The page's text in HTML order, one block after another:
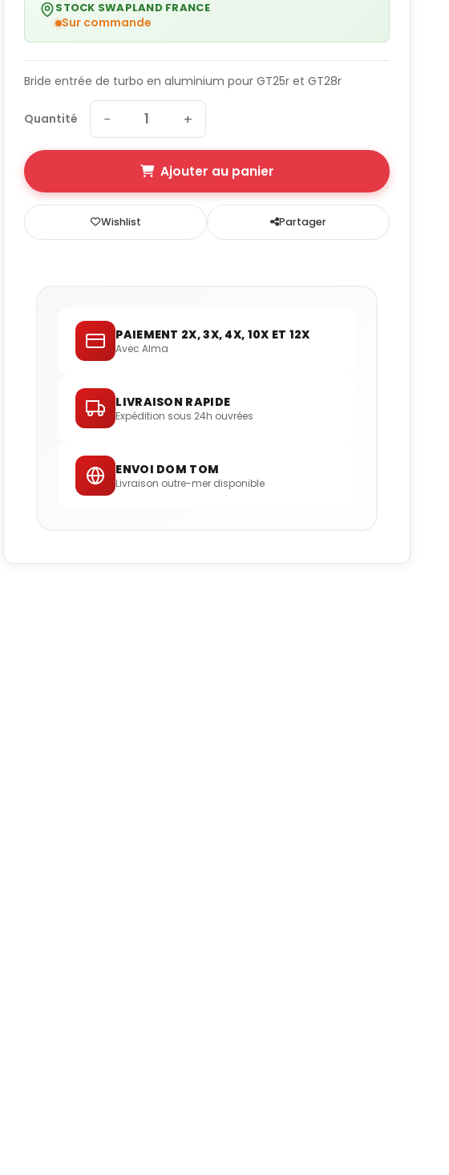
STOCK SWAPLAND FRANCE
Sur commande
Bride entrée de turbo en aluminium pour GT25r et GT28r
Quantité − +
Ajouter au panier
Wishlist Partager
PAIEMENT 2X, 3X, 4X, 10X ET 12X
Avec Alma
LIVRAISON RAPIDE
Expédition sous 24h ouvrées
ENVOI DOM TOM
Livraison outre-mer disponible